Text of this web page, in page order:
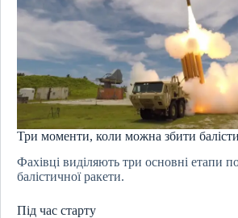
Три моменти, коли можна збити
Фахівці виділяють три основні етапи
балістичної ракети.
Під час старту